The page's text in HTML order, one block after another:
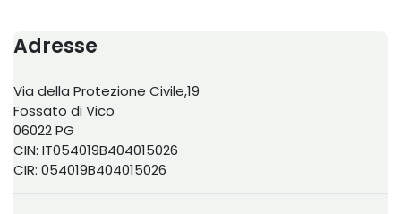
Adresse
Via della Protezione Civile,19
Fossato di Vico
06022 PG
CIN: IT054019B404015026
CIR: 054019B404015026